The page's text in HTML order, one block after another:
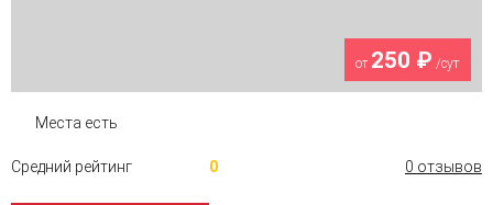
от 250 ₽ /сут
Места есть
Средний рейтинг 0 0 отзывов